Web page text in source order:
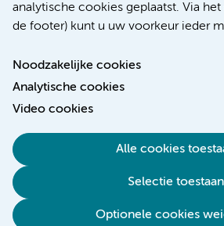
analytische cookies geplaatst. Via
de footer) kunt u uw voorkeur ieder
Noodzakelijke cookies
Analytische cookies
Video cookies
Alle cookies
Selectie toestaan
Optionele cookies
Verwijzen & diagnostiek
Toegankelijkheidsverklaring
Responsible disclosure